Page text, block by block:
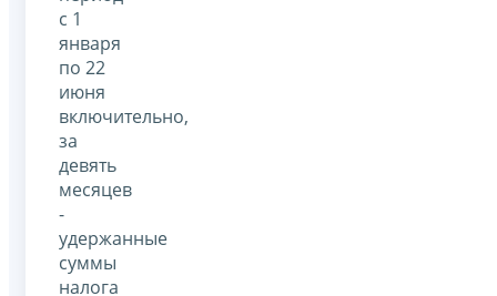
с 1
января
по 22
июня
включительно,
за
девять
месяцев
-
удержанные
суммы
налога